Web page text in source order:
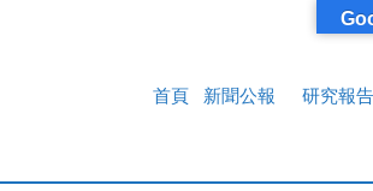
首頁
新聞公報 研究報告